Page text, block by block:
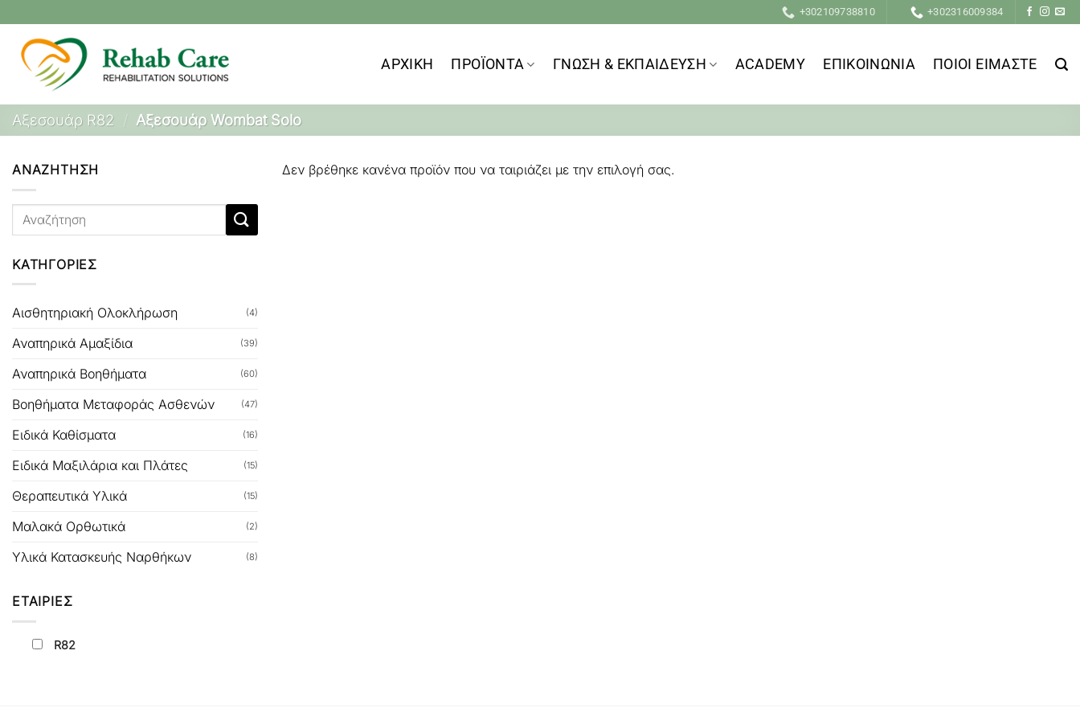
στο
περιεχόμενο
+302109738810 +302316009384
ΑΡΧΙΚΗ ΠΡΟΪOΝΤΑ ΓΝΩΣΗ & ΕΚΠΑΙΔΕΥΣΗ ACADEMY ΕΠΙΚΟΙΝΩΝΙΑ ΠΟΙΟΙ ΕΙΜΑΣΤΕ
Αξεσουάρ R82 / Αξεσουάρ Wombat Solo
ΑΝΑΖΗΤΗΣΗ
Αναζήτηση
ΚΑΤΗΓΟΡΙΕΣ
Αισθητηριακή Ολοκλήρωση (4)
Αναπηρικά Αμαξίδια (39)
Αναπηρικά Βοηθήματα (60)
Βοηθήματα Μεταφοράς Ασθενών (47)
Ειδικά Καθίσματα (16)
Ειδικά Μαξιλάρια και Πλάτες (15)
Θεραπευτικά Υλικά (15)
Μαλακά Ορθωτικά (2)
Υλικά Κατασκευής Ναρθήκων (8)
ΕΤΑΙΡΙΕΣ
R82
Δεν βρέθηκε κανένα προϊόν που να ταιριάζει με την επιλογή σας.